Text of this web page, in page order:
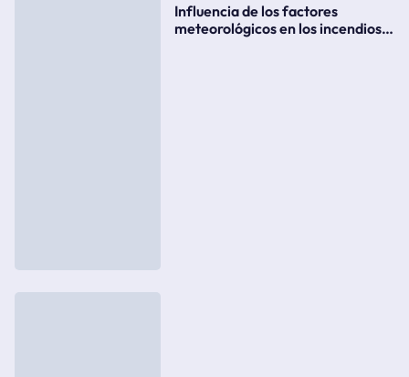
Influencia de los factores
meteorológicos en los incendios